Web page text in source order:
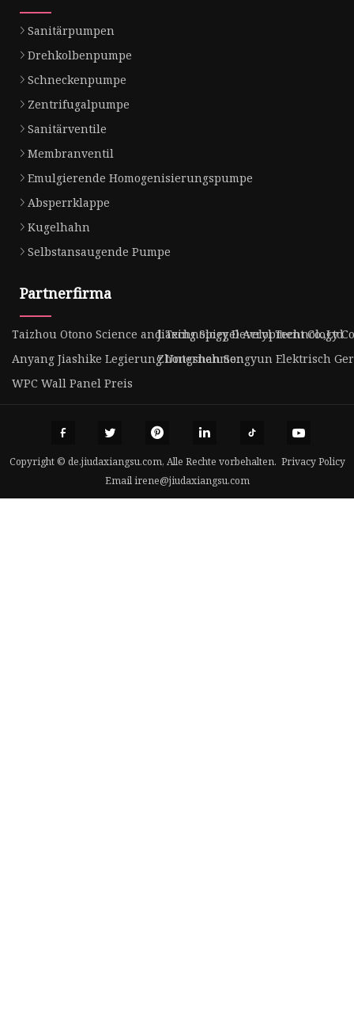
Sanitärpumpen
Drehkolbenpumpe
Schneckenpumpe
Zentrifugalpumpe
Sanitärventile
Membranventil
Emulgierende Homogenisierungspumpe
Absperrklappe
Kugelhahn
Selbstansaugende Pumpe
Partnerfirma
Taizhou Otono Science and Technology Development Co.,Ltd
Jiaxing Spiegel Acryl Technology
Anyang Jiashike Legierung UnternehmenZhongshan Songyun Elektrisch
WPC Wall Panel Preis
Copyright © de.jiudaxiangsu.com, Alle Rechte vorbehalten. Privacy Policy
Emailirene@jiudaxiangsu.com